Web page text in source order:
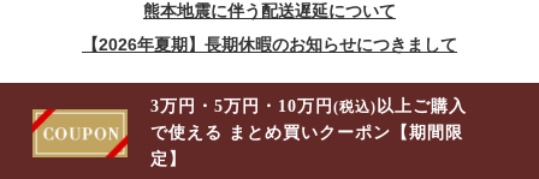
熊本地震に伴う配送遅延について
【2026年夏期】長期休暇のお知らせにつきまして
3万円・5万円・10万円(税込) 以上ご購入
で使える まとめ買いクーポン【期間限
定】